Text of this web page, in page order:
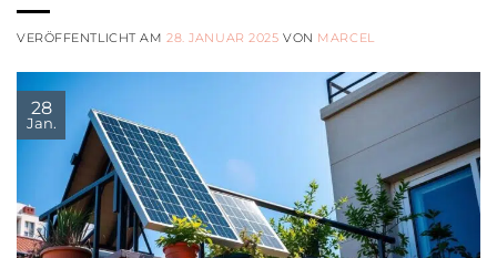
VERÖFFENTLICHT AM28. JANUAR 2025 VON MARCEL
28
Jan.